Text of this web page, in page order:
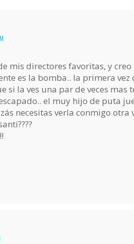
mis directores favoritas, y creo
es la bomba.. la primera vez
si la ves una par de veces mas
el muy hijo de puta
necesitas verla conmigo otra